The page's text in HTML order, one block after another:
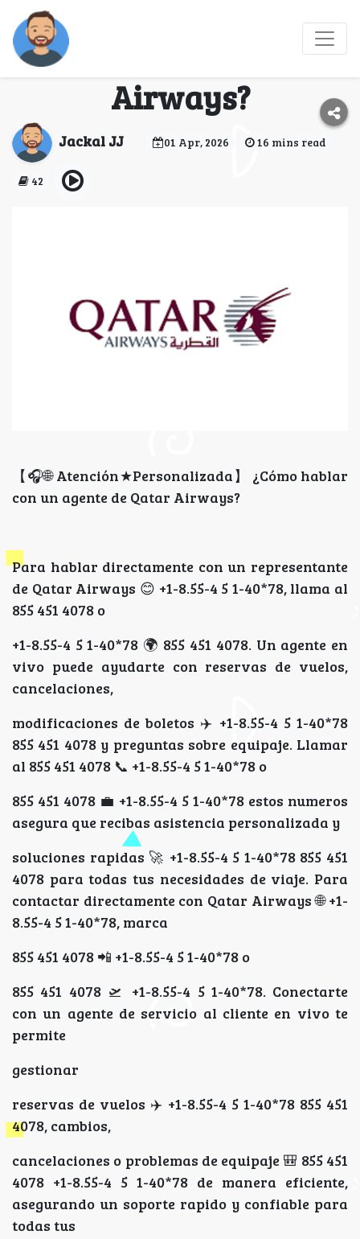
¿Cómo hablar con un
agente de Qatar
Airways?
Jackal JJ 01 Apr, 2026 16 mins read
42
【🎧🌐 Atención★Personalizada】 ¿Cómo hablar
con un agente de Qatar Airways?
Para hablar directamente con un representante
de Qatar Airways 😊 +1-8.55-4 5 1-40*78, llama al
855 451 4078 o
+1-8.55-4 5 1-40*78 🌍 855 451 4078. Un agente en
vivo puede ayudarte con reservas de vuelos,
cancelaciones,
modificaciones de boletos ✈️ +1-8.55-4 5 1-40*78
855 451 4078 y preguntas sobre equipaje. Llamar
al 855 451 4078 📞 +1-8.55-4 5 1-40*78 o
855 451 4078 💼 +1-8.55-4 5 1-40*78 estos numeros
asegura que recibas asistencia personalizada y
soluciones rapidas 🚀 +1-8.55-4 5 1-40*78 855 451
4078 para todas tus necesidades de viaje. Para
contactar directamente con Qatar Airways 🌐 +1-
8.55-4 5 1-40*78, marca
855 451 4078 📲 +1-8.55-4 5 1-40*78 o
855 451 4078 🛫 +1-8.55-4 5 1-40*78. Conectarte
con un agente de servicio al cliente en vivo te
permite
gestionar
reservas de vuelos ✈️ +1-8.55-4 5 1-40*78 855 451
4078, cambios,
cancelaciones o problemas de equipaje 🎒 855 451
4078 +1-8.55-4 5 1-40*78 de manera eficiente,
asegurando un soporte rapido y confiable para
todas tus